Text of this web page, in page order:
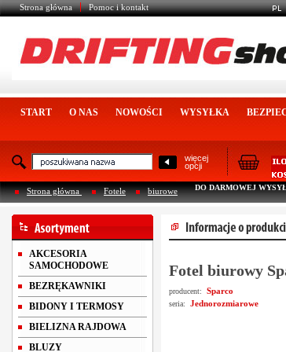
Strona główna Pomoc i kontakt
START O NAS NOWOŚCI WYSYŁKA
więcej
opcji
DO DARMOWEJ
Strona główna
Fotele biurowe
AKCESORIA
SAMOCHODOWE
BEZRĘKAWNIKI
BIDONY I TERMOSY
BIELIZNA RAJDOWA
BLUZY
Fotel biurowy
producent: Sparco
seria: Jednorozmiarowe